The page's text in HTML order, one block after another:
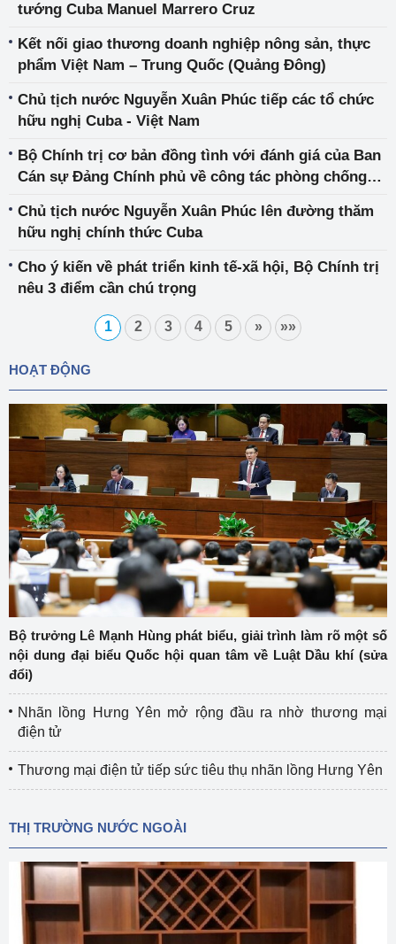
tướng Cuba Manuel Marrero Cruz
Kết nối giao thương doanh nghiệp nông sản, thực
phẩm Việt Nam – Trung Quốc (Quảng Đông)
Chủ tịch nước Nguyễn Xuân Phúc tiếp các tổ chức
hữu nghị Cuba - Việt Nam
Bộ Chính trị cơ bản đồng tình với đánh giá của Ban
Cán sự Đảng Chính phủ về công tác phòng chống
Chủ tịch nước Nguyễn Xuân Phúc lên đường thăm
hữu nghị chính thức Cuba
Cho ý kiến về phát triển kinh tế-xã hội, Bộ Chính trị
nêu 3 điểm cần chú trọng
1 2 3 4 5 » »»
HOẠT ĐỘNG
Bộ trưởng Lê Mạnh Hùng phát biểu, giải trình làm rõ một số
nội dung đại biểu Quốc hội quan tâm về Luật Dầu khí (sửa
đổi)
Nhãn lồng Hưng Yên mở rộng đầu ra nhờ thương mại
điện tử
Thương mại điện tử tiếp sức tiêu thụ nhãn lồng Hưng Yên
THỊ TRƯỜNG NƯỚC NGOÀI